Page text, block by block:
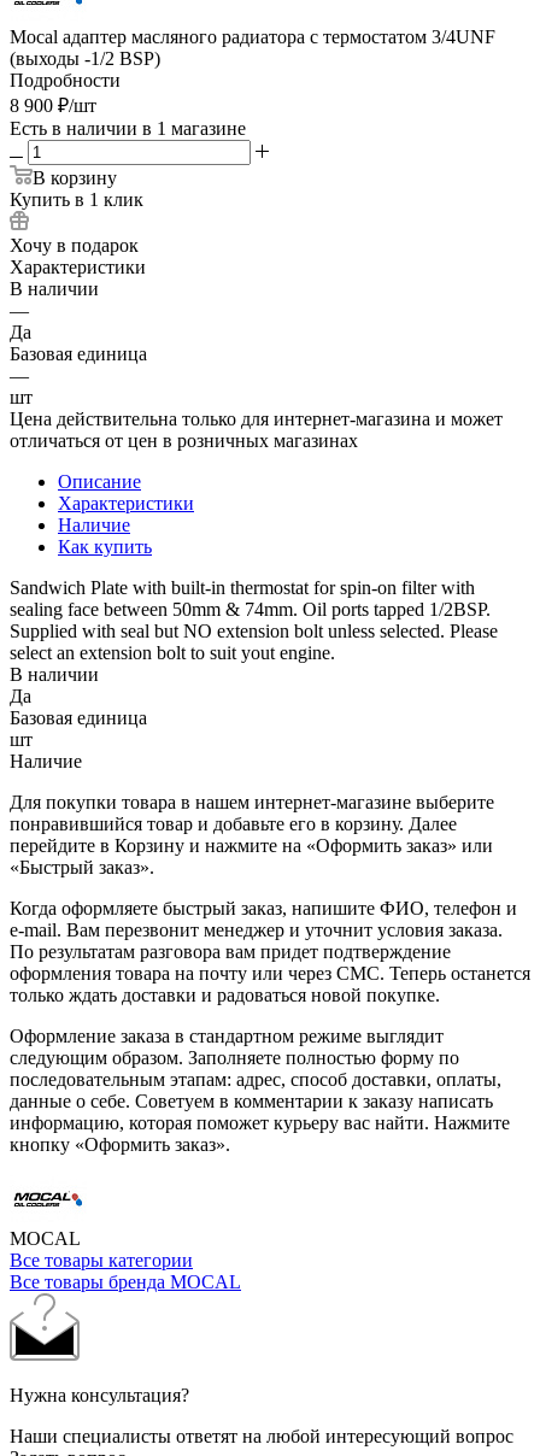
Mocal адаптер масляного радиатора с термостатом 3/4UNF
(выходы -1/2 BSP)
Подробности
8 900 ₽/шт
Есть в наличии в 1 магазине
В корзину
Купить в 1 клик
Хочу в подарок
Характеристики
В наличии
—
Да
Базовая единица
—
шт
Цена действительна только для интернет-магазина и может
отличаться от цен в розничных магазинах
Описание
Характеристики
Наличие
Как купить
Sandwich Plate with built-in thermostat for spin-on filter with
sealing face between 50mm & 74mm. Oil ports tapped 1/2BSP.
Supplied with seal but NO extension bolt unless selected. Please
select an extension bolt to suit yout engine.
В наличии
Да
Базовая единица
шт
Наличие
Для покупки товара в нашем интернет-магазине выберите
понравившийся товар и добавьте его в корзину. Далее
перейдите в Корзину и нажмите на «Оформить заказ» или
«Быстрый заказ».
Когда оформляете быстрый заказ, напишите ФИО, телефон и
e-mail. Вам перезвонит менеджер и уточнит условия заказа.
По результатам разговора вам придет подтверждение
оформления товара на почту или через СМС. Теперь останется
только ждать доставки и радоваться новой покупке.
Оформление заказа в стандартном режиме выглядит
следующим образом. Заполняете полностью форму по
последовательным этапам: адрес, способ доставки, оплаты,
данные о себе. Советуем в комментарии к заказу написать
информацию, которая поможет курьеру вас найти. Нажмите
кнопку «Оформить заказ».
MOCAL
Все товары категории
Все товары бренда MOCAL
Нужна консультация?
Наши специалисты ответят на любой интересующий вопрос